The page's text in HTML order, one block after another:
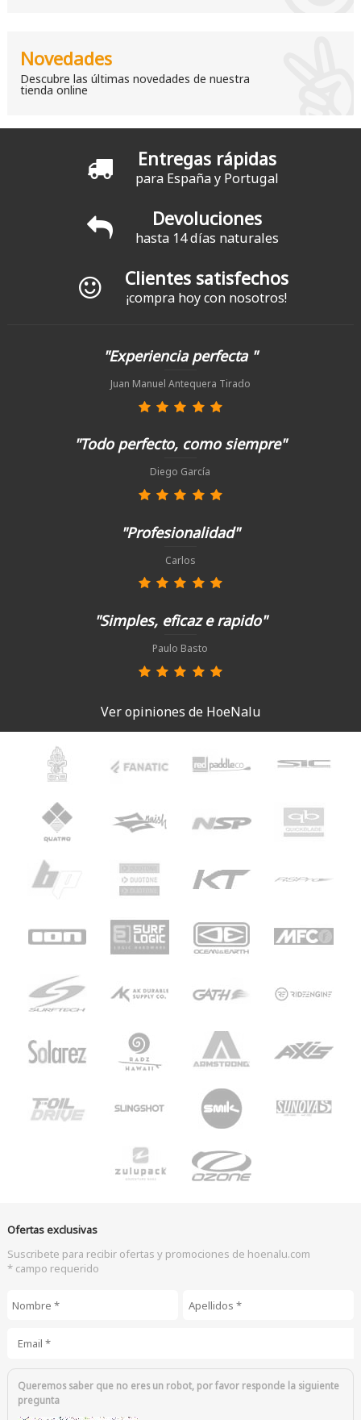
Novedades
Descubre las últimas novedades de nuestra
tienda online
Entregas rápidas
para España y Portugal
Devoluciones
hasta 14 días naturales
Clientes satisfechos
¡compra hoy con nosotros!
"Experiencia perfecta "
Juan Manuel Antequera Tirado
"Todo perfecto, como siempre"
Diego García
"Profesionalidad"
Carlos
"Simples, eficaz e rapido"
Paulo Basto
Ver opiniones de HoeNalu
Ofertas exclusivas
Suscribete para recibir ofertas y promociones de hoenalu.com
* campo requerido
Queremos saber que no eres un robot, por favor responde la siguiente
pregunta